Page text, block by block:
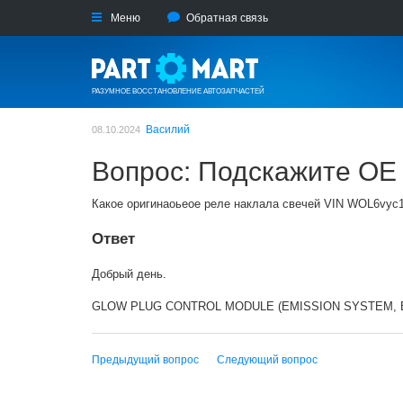
Меню Обратная связь
РАЗУМНОЕ ВОССТАНОВЛЕНИЕ АВТОЗАПЧАСТЕЙ
08.10.2024 Василий
Вопрос: Подскажите
Какое оригинаоьеое реле наклала свечей VIN
Ответ
Добрый день.
GLOW PLUG CONTROL MODULE (EMISSION
Предыдущий вопрос Следующий вопрос